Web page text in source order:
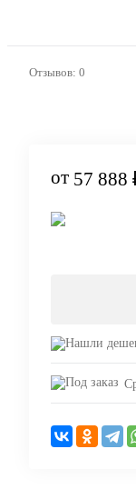
Отзывов: 0
от 57 888